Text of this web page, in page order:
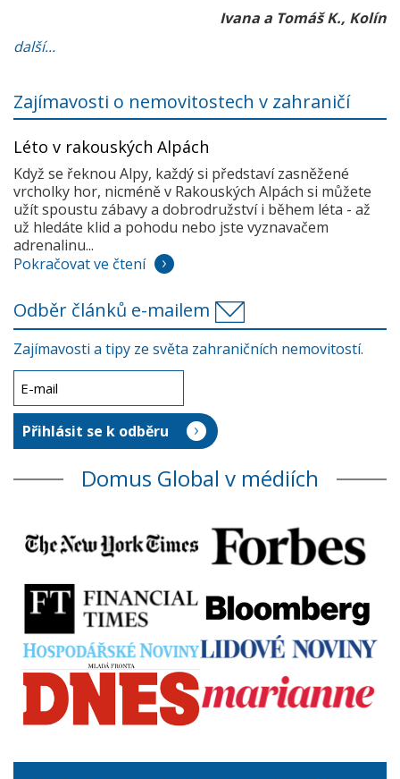
Ivana a Tomáš K., Kolín
další...
Zajímavosti o nemovitostech v zahraničí
Léto v rakouských Alpách
Když se řeknou Alpy, každý si představí zasněžené
vrcholky hor, nicméně v Rakouských Alpách si můžete
užít spoustu zábavy a dobrodružství i během léta - až
už hledáte klid a pohodu nebo jste vyznavačem
adrenalinu...
Pokračovat ve čtení
Odběr článků e-mailem
Zajímavosti a tipy ze světa zahraničních nemovitostí.
Domus Global v médiích